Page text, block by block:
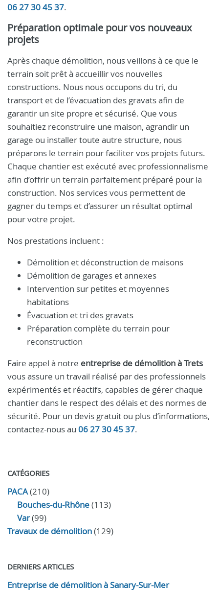
06 27 30 45 37.
Préparation optimale pour vos nouveaux
projets
Après chaque démolition, nous veillons à ce que le
terrain soit prêt à accueillir vos nouvelles
constructions. Nous nous occupons du tri, du
transport et de l’évacuation des gravats afin de
garantir un site propre et sécurisé. Que vous
souhaitiez reconstruire une maison, agrandir un
garage ou installer toute autre structure, nous
préparons le terrain pour faciliter vos projets futurs.
Chaque chantier est exécuté avec professionnalisme
afin d’offrir un terrain parfaitement préparé pour la
construction. Nos services vous permettent de
gagner du temps et d’assurer un résultat optimal
pour votre projet.
Nos prestations incluent :
Démolition et déconstruction de maisons
Démolition de garages et annexes
Intervention sur petites et moyennes
habitations
Évacuation et tri des gravats
Préparation complète du terrain pour
reconstruction
Faire appel à notre entreprise de démolition à Trets
vous assure un travail réalisé par des professionnels
expérimentés et réactifs, capables de gérer chaque
chantier dans le respect des délais et des normes de
sécurité. Pour un devis gratuit ou plus d’informations,
contactez-nous au 06 27 30 45 37.
CATÉGORIES
PACA(210)
Bouches-du-Rhône(113)
Var(99)
Travaux de démolition(129)
DERNIERS ARTICLES
Entreprise de démolition à Sanary-Sur-Mer